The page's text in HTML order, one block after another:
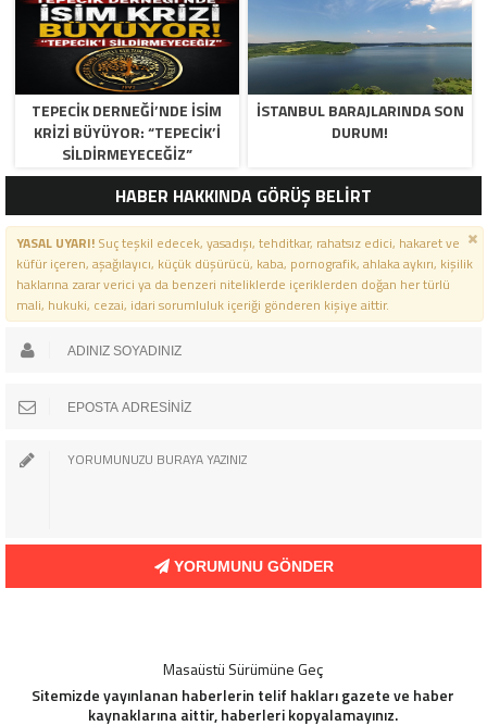
TEPECİK DERNEĞİ’NDE İSİM
KRİZİ BÜYÜYOR: “TEPECİK’İ
SİLDİRMEYECEĞİZ”
İSTANBUL BARAJLARINDA SON
DURUM!
HABER HAKKINDA GÖRÜŞ BELİRT
YASAL UYARI!Suç teşkil edecek, yasadışı, tehditkar, rahatsız edici, hakaret ve
küfür içeren, aşağılayıcı, küçük düşürücü, kaba, pornografik, ahlaka aykırı, kişilik
haklarına zarar verici ya da benzeri niteliklerde içeriklerden doğan her türlü
mali, hukuki, cezai, idari sorumluluk içeriği gönderen kişiye aittir.
YORUMUNU GÖNDER
Masaüstü Sürümüne Geç
Sitemizde yayınlanan haberlerin telif hakları gazete ve haber
kaynaklarına aittir, haberleri kopyalamayınız.